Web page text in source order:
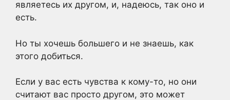
являетесь их другом, и, надеюсь, так оно и
есть.
Но ты хочешь большего и не знаешь, как
этого добиться.
Если у вас есть чувства к кому-то, но они
считают вас просто другом, это может